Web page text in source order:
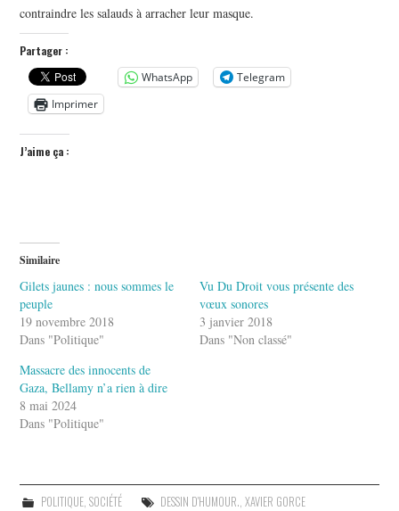
contraindre les salauds à arracher leur masque.
Partager :
WhatsApp
Telegram
Imprimer
J’aime ça :
Similaire
Gilets jaunes : nous sommes le
peuple
19 novembre 2018
Dans "Politique"
Vu Du Droit vous présente des
vœux sonores
3 janvier 2018
Dans "Non classé"
Massacre des innocents de
Gaza, Bellamy n’a rien à dire
8 mai 2024
Dans "Politique"
POLITIQUE, SOCIÉTÉ DESSIN D'HUMOUR., XAVIER GORCE